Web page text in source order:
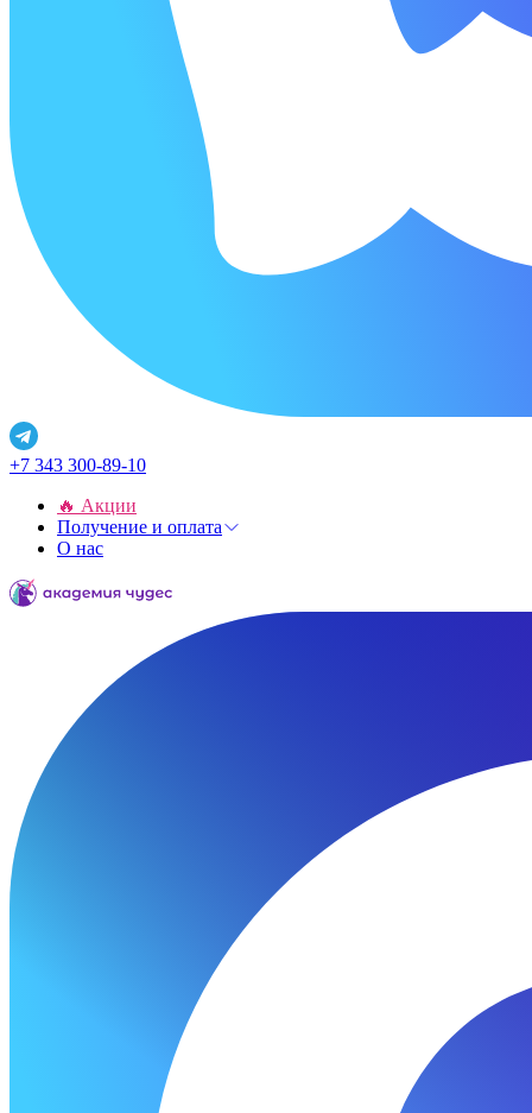
+7 343 300-89-10
🔥 Акции
Получение и оплата
О нас